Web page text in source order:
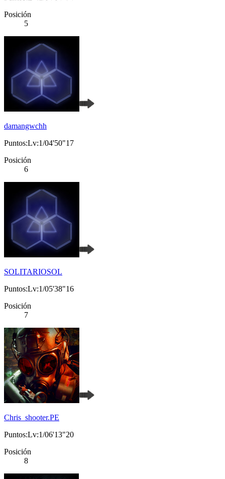
Posición
5
damangwchh
Puntos:Lv:1/04'50"17
Posición
6
SOLITARIOSOL
Puntos:Lv:1/05'38"16
Posición
7
Chris_shooter.PE
Puntos:Lv:1/06'13"20
Posición
8